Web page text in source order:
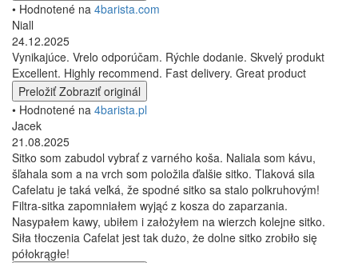
• Hodnotené na 4barista.com
Niall
24.12.2025
Vynikajúce. Vrelo odporúčam. Rýchle dodanie. Skvelý produkt
Excellent. Highly recommend. Fast delivery. Great product
Preložiť Zobraziť originál
• Hodnotené na 4barista.pl
Jacek
21.08.2025
Sitko som zabudol vybrať z varného koša. Naliala som kávu,
šľahala som a na vrch som položila ďalšie sitko. Tlaková sila
Cafelatu je taká veľká, že spodné sitko sa stalo polkruhovým!
Filtra-sitka zapomniałem wyjąć z kosza do zaparzania.
Nasypałem kawy, ubiłem i założyłem na wierzch kolejne sitko.
Siła tłoczenia Cafelat jest tak dużo, że dolne sitko zrobiło się
półokrągłe!